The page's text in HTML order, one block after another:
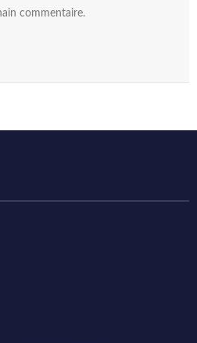
commentaire.